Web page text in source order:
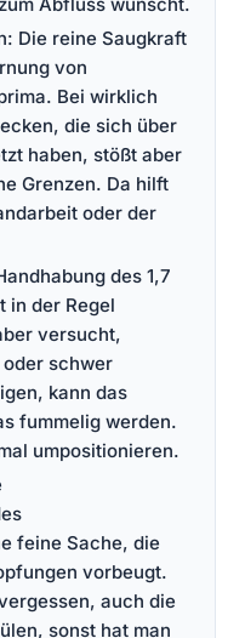
Die reine Saugkraft
von
Bei wirklich
die sich über
haben, stößt aber
Grenzen. Da hilft
oder der
des 1,7
in der Regel
versucht,
schwer
kann das
fummelig werden.
umpositionieren.
feine Sache, die
vorbeugt.
auch die
sonst hat man